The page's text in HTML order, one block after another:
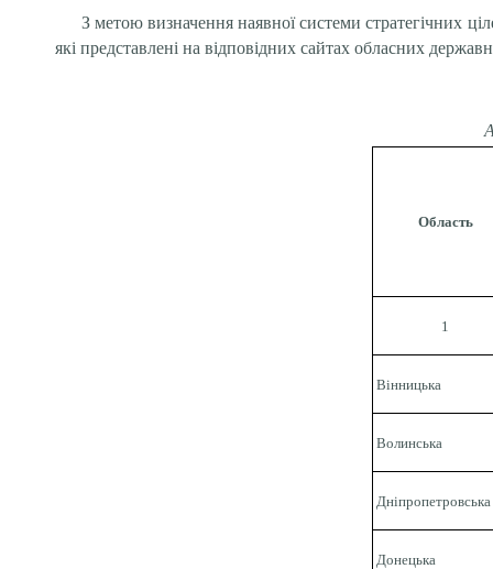
З метою визначення наявної системи стратегічних
які представлені на відповідних сайтах обласних
Область
1
Вінницька
Волинська
Дніпропетровська
Донецька